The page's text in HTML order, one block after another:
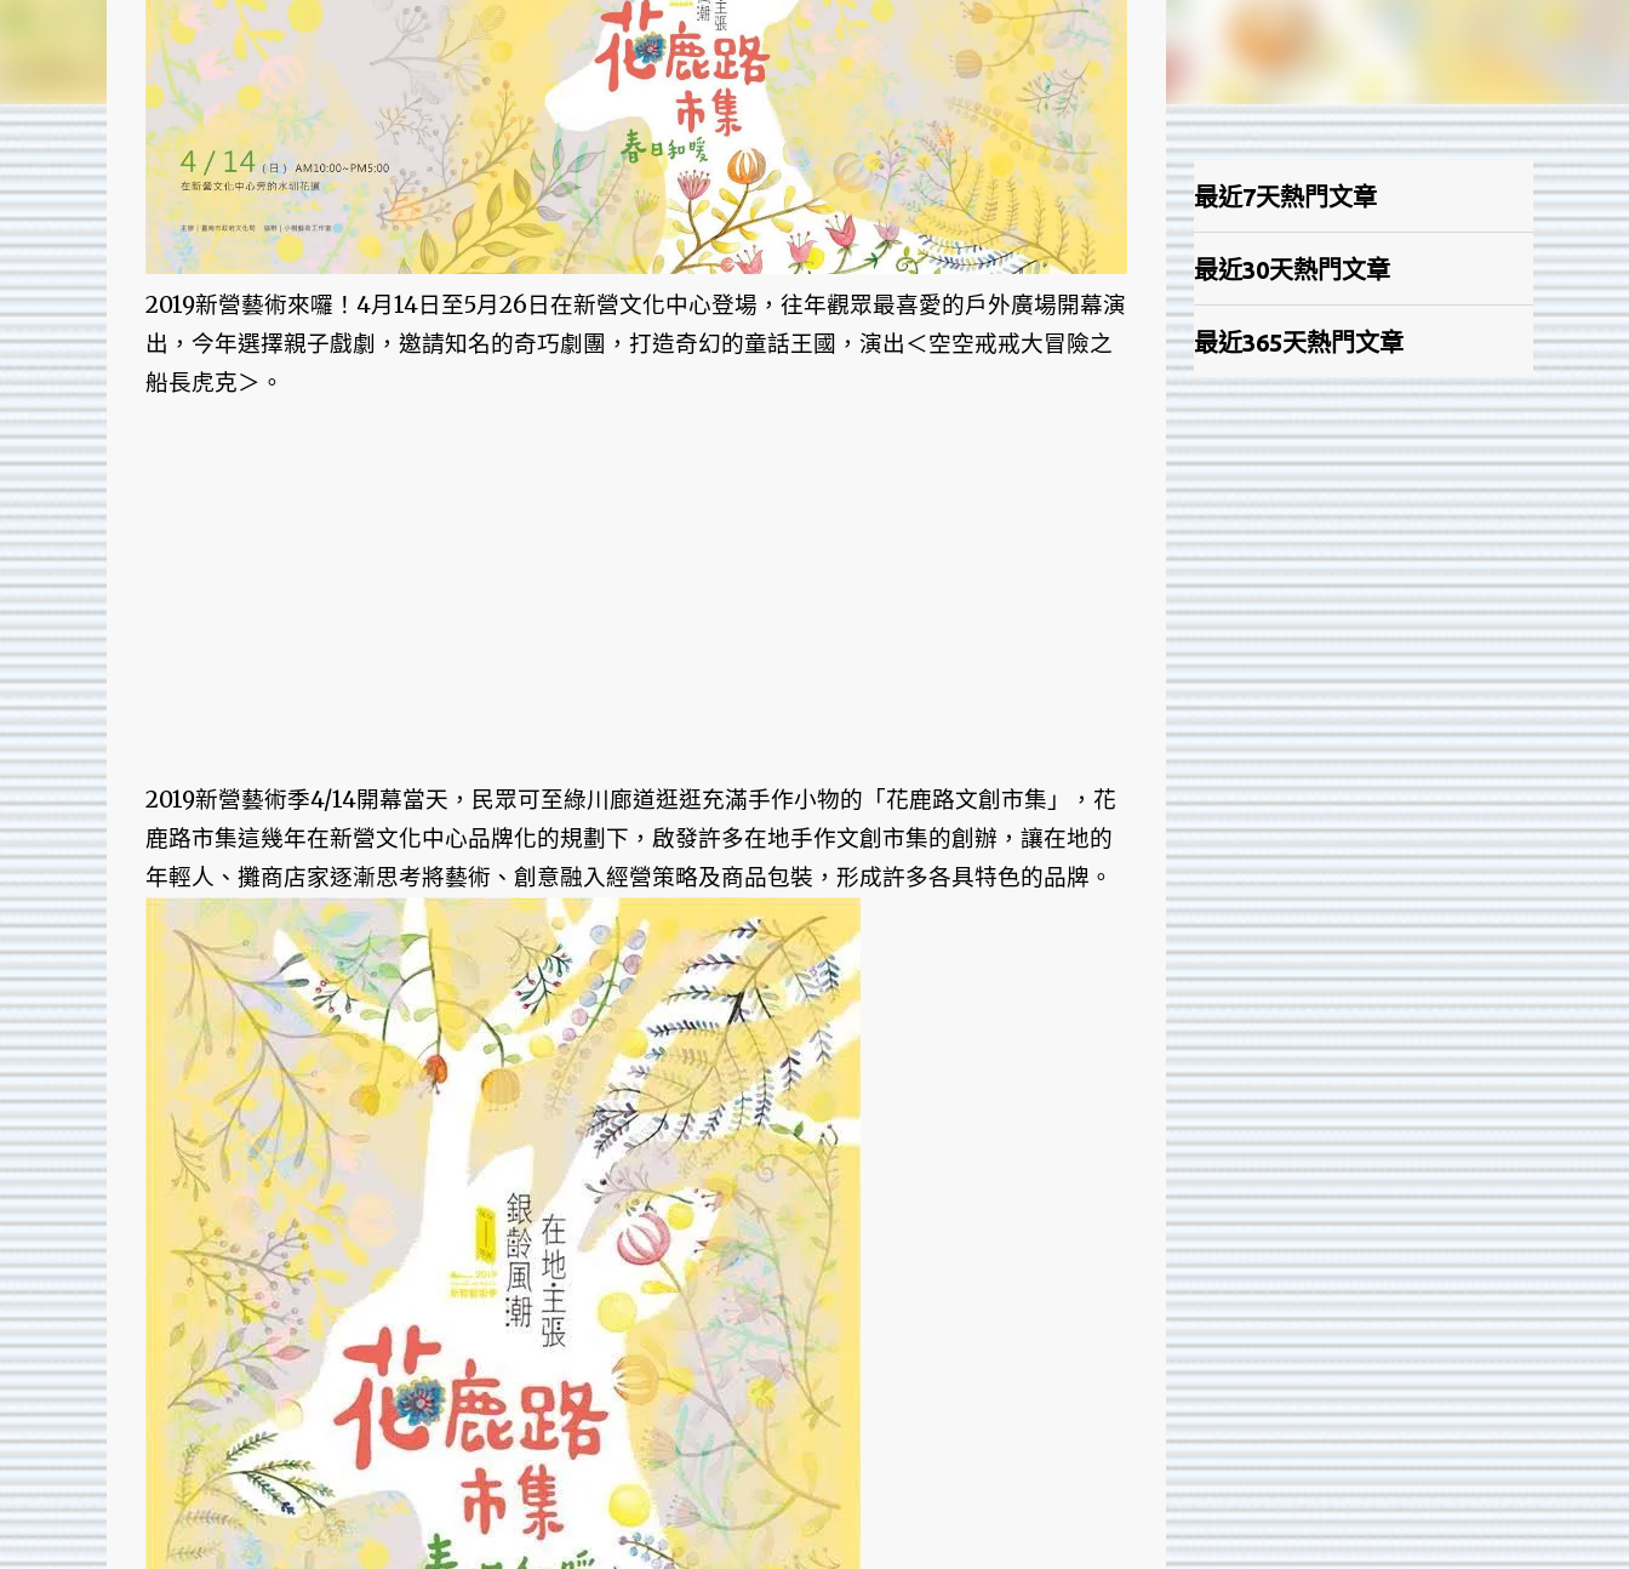
2019新營藝術來囉！4月14日至5月26日在新營文化中心登場，往年觀眾最喜愛的戶外廣場開幕演
出，今年選擇親子戲劇，邀請知名的奇巧劇團，打造奇幻的童話王國，演出＜空空戒戒大冒險之
船長虎克＞。
2019新營藝術季4/14開幕當天，民眾可至綠川廊道逛逛充滿手作小物的「花鹿路文創市集」，花
鹿路市集這幾年在新營文化中心品牌化的規劃下，啟發許多在地手作文創市集的創辦，讓在地的
年輕人、攤商店家逐漸思考將藝術、創意融入經營策略及商品包裝，形成許多各具特色的品牌。
最近7天熱門文章
最近30天熱門文章
最近365天熱門文章